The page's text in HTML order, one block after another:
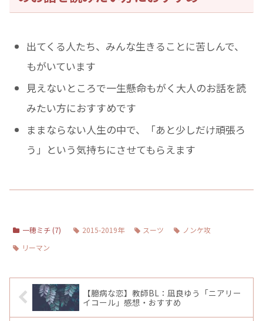
出てくる人たち、みんな生きることに苦しんで、
もがいています
見えないところで一生懸命もがく大人のお話を読
みたい方におすすめです
ままならない人生の中で、「あと少しだけ頑張ろ
う」という気持ちにさせてもらえます
一穂ミチ (7) 2015-2019年 スーツ
ノンケ攻
リーマン
【臆病な恋】教師BL：凪良ゆう「ニアリー
イコール」感想・おすすめ